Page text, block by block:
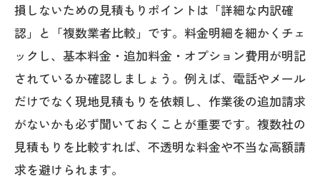
安心して任せる不用品回収車選びのコツ
料金トラブルを防ぐための見積もり比較術
不用品回収の見積もり比較で料金トラブ
ル防止
複数の不用品回収車業者を賢く比較する
方法
不用品回収依頼前に必ず確認すべき見積
損しないための見積もりポイントは「詳細な内訳確
認」と「複数業者比較」です。料金明細を細かくチェ
ックし、基本料金・追加料金・オプション費用が明記
されているか確認しましょう。例えば、電話やメール
だけでなく現地見積もりを依頼し、作業後の追加請求
がないかも必ず聞いておくことが重要です。複数社の
見積もりを比較すれば、不透明な料金や不当な高額請
求を避けられます。